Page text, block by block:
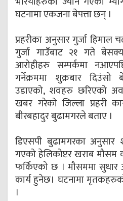
घटनामा एकजना बेपत्ता छन् ।
प्रहरीका अनुसार गुर्जा
गुर्जा गाउँबाट २१ गते
आरोहीहरु सम्पर्कमा
गर्नेक्रममा शुक्रबार
उडाएको, शवहरु छरिएको
खबर गरेको जिल्ला प्रहरी
बीरबहादुर बुढामगरले बताए ।
डिएसपी बुढामगरका अनुसार
गएको हेलिकोप्टर खराब
फर्किएको छ । मौसममा सुधार
कार्य हुनेछ। घटनामा
।